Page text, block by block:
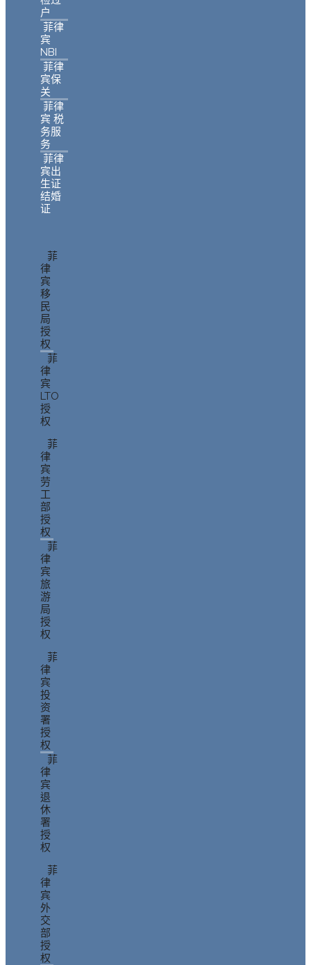
户
菲律
宾
NBI
菲律
宾保
关
菲律
宾 税
务服
务
菲律
宾出
生证
结婚
证
菲
律
宾
移
民
局
授
权
菲
律
宾
LTO
授
权
菲
律
宾
劳
工
部
授
权
菲
律
宾
旅
游
局
授
权
菲
律
宾
投
资
署
授
权
菲
律
宾
退
休
署
授
权
菲
律
宾
外
交
部
授
权